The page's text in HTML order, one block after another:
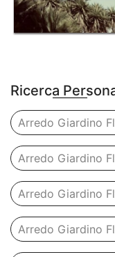
Ricerca
Arredo Giardino
Arredo Giardino
Arredo Giardino
Arredo Giardino